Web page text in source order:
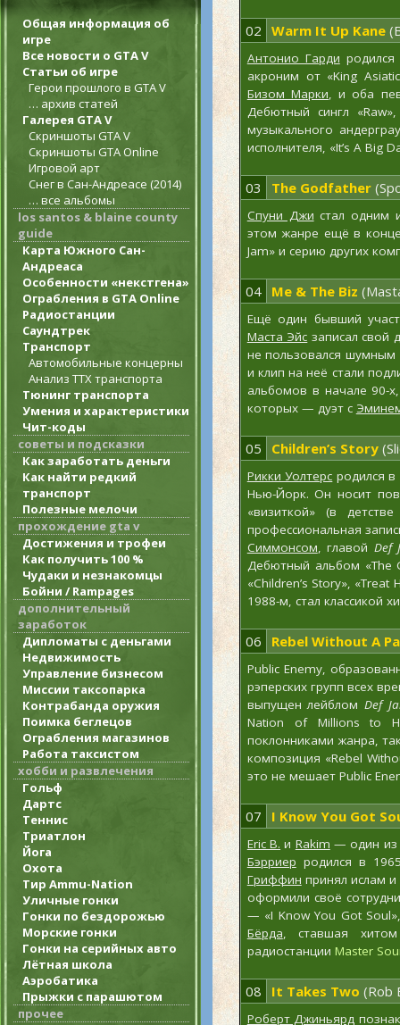
Общая информация об
игре
Все новости о GTA V
Статьи об игре
Герои прошлого в GTA V
… архив статей
Галерея GTA V
Скриншоты GTA V
Скриншоты GTA Online
Игровой арт
Снег в Сан-Андреасе (2014)
… все альбомы
los santos & blaine county
guide
Карта Южного Сан-
Андреаса
Особенности «некстгена»
Ограбления в GTA Online
Радиостанции
Саундтрек
Транспорт
Автомобильные концерны
Анализ ТТХ транспорта
Тюнинг транспорта
Умения и характеристики
Чит-коды
советы и подсказки
Как заработать деньги
Как найти редкий
транспорт
Полезные мелочи
прохождение gta v
Достижения и трофеи
Как получить 100 %
Чудаки и незнакомцы
Бойни / Rampages
дополнительный
заработок
Дипломаты с деньгами
Недвижимость
Управление бизнесом
Миссии таксопарка
Контрабанда оружия
Поимка беглецов
Ограбления магазинов
Работа таксистом
хобби и развлечения
Гольф
Дартс
Теннис
Триатлон
Йога
Охота
Тир Ammu-Nation
Уличные гонки
Гонки по бездорожью
Морские гонки
Гонки на серийных авто
Лётная школа
Аэробатика
Прыжки с парашютом
прочее
02 Warm It Up Kane
Антонио Гарди
акроним от «King
Бизом Марки, и оба
Дебютный сингл
музыкального
исполнителя, «It’s A Big
03 The Godfather
Спуни Джи стал одним
этом жанре ещё в
Jam» и серию других
04 Me & The Biz
Ещё один бывший
Маста Эйс записал свой
не пользовался шумным
и клип на неё стали
альбомов в начале 90-
которых — дуэт с
05 Children’s Story
Рикки Уолтерс родился
Нью-Йорк. Он носит
«визиткой» (в
профессиональная
Симмонсом, главой Def
Дебютный альбом «The
«Children’s Story»,
1988-м, стал классикой
06 Rebel Without A
Public Enemy,
рэперских групп всех
выпущен лейбломDef
Nation of Millions to
поклонниками жанра,
композиция «Rebel
это не мешает Public
07 I Know You Got
Eric B. и Rakim — один из
Бэрриер родился в
Гриффин принял ислам
оформили своё
— «I Know You Got
Бёрда, ставшая
радиостанции Master
08 It Takes Two (Rob
Роберт Джиньярд